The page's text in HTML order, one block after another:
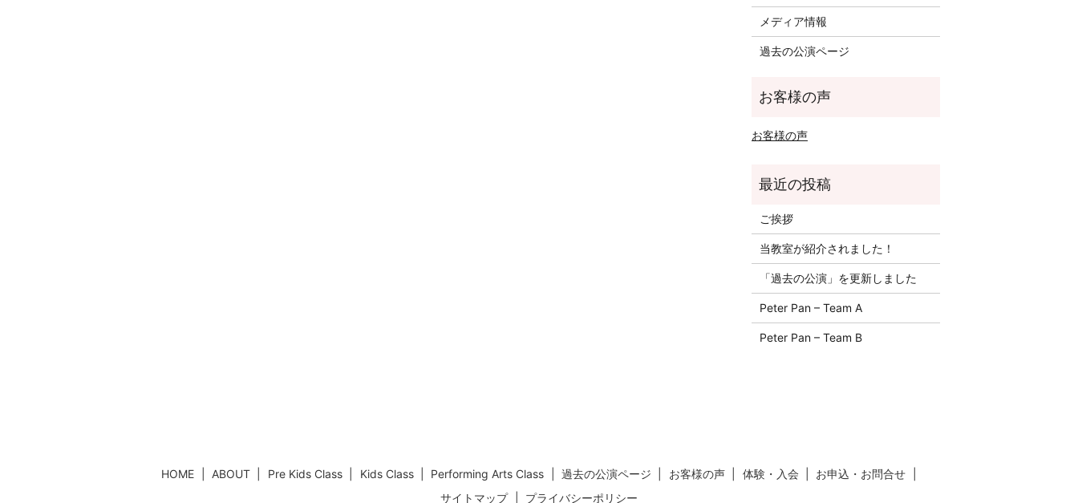
メディア情報
過去の公演ページ
お客様の声
ご挨拶
当教室が紹介されました！
「過去の公演」を更新しました
Peter Pan – Team A
Peter Pan – Team B
HOME ABOUT Pre Kids Class Kids Class Performing Arts Class 過去の公演ページ お客様の声 体験・入会
お申込・お問合せ
サイトマップ
プライバシーポリシー